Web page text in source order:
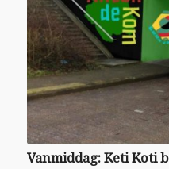
Vanmiddag: Keti Koti